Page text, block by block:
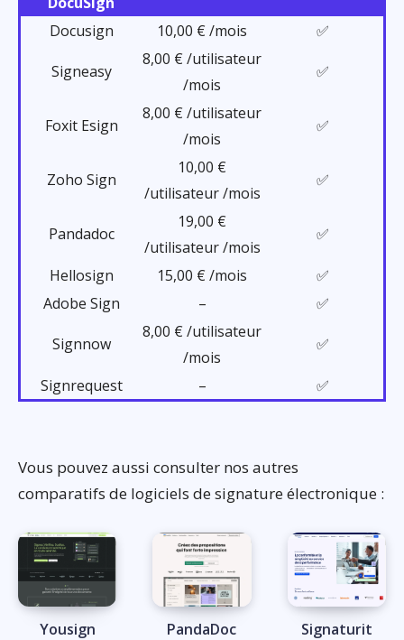
Docusign
10,00 € /mois ✅
Signeasy
8,00 € /utilisateur
/mois
✅
Foxit Esign
8,00 € /utilisateur
/mois
✅
Zoho Sign
10,00 €
/utilisateur /mois
✅
Pandadoc
19,00 €
/utilisateur /mois
✅
Hellosign 15,00 € /mois
✅
Adobe Sign
– ✅
Signnow
8,00 € /utilisateur
/mois
✅
Signrequest – ✅
Vous pouvez aussi consulter nos autres
comparatifs de logiciels de signature électronique :
Yousign PandaDoc Signaturit